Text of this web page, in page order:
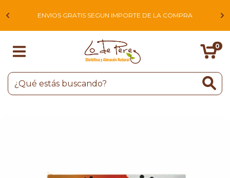
ENVIOS GRATIS SEGUN IMPORTE DE LA COMPRA
0